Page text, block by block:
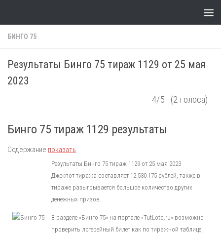
БИНГО 75
Результаты Бинго 75 тираж 1129 от 25 мая
2023
4/5 - (2 голоса)
Бинго 75 тираж 1129 результаты
Содержание показать
Результаты Бинго 75 тираж 1129 от 25 мая 2023
Джекпот тиража составляет 12 530 175 рублей, также в
тираже разыгрывается большое количество других
денежных призов.
В разделе «Бинго 75» на портале «TutLoto.ru» возможно
проверить лотерейный билет как по тиражной таблице,